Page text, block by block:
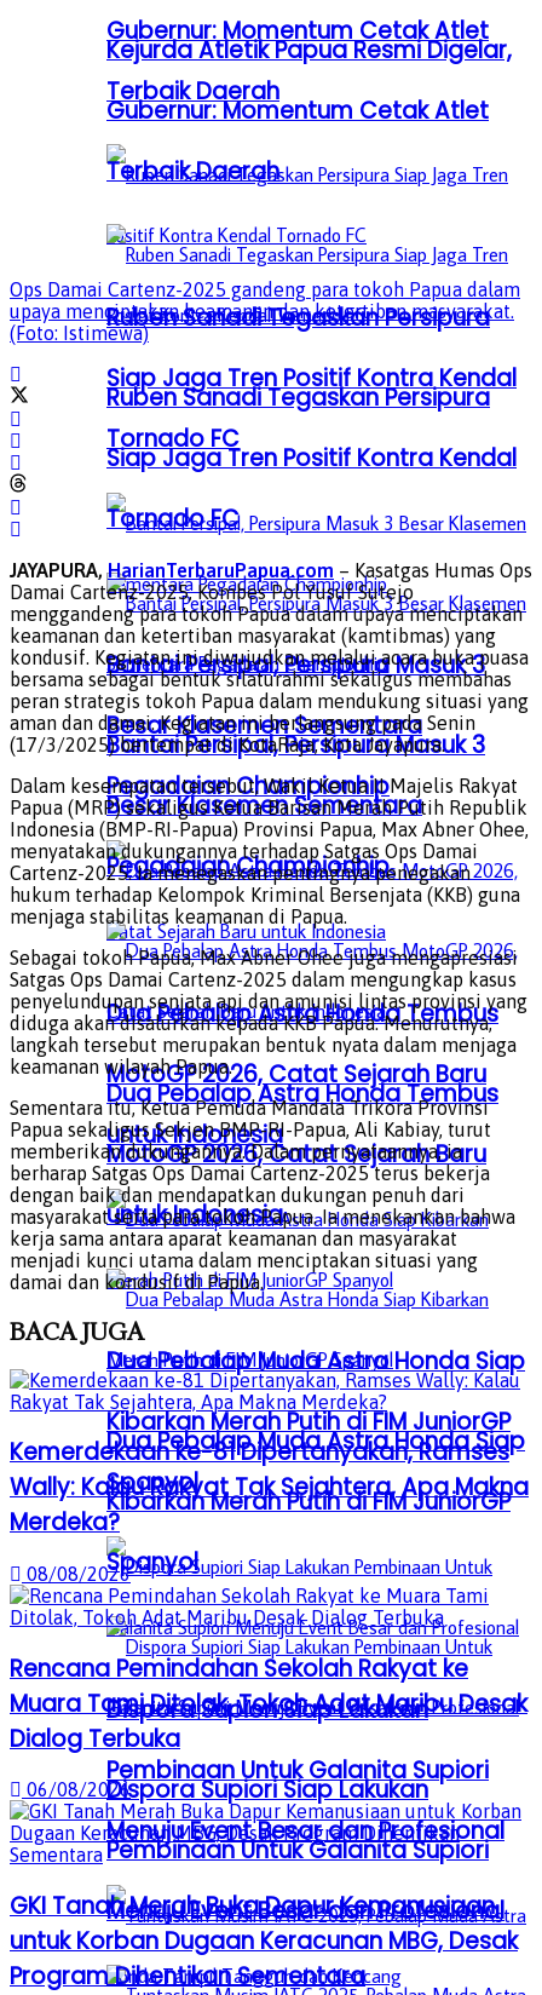
Gubernur: Momentum Cetak Atlet
Terbaik Daerah
Ruben Sanadi Tegaskan Persipura
Siap Jaga Tren Positif Kontra Kendal
Tornado FC
Bantai Persipal, Persipura Masuk 3
Besar Klasemen Sementara
Pegadaian Championhip
Dua Pebalap Astra Honda Tembus
MotoGP 2026, Catat Sejarah Baru
untuk Indonesia
Dua Pebalap Muda Astra Honda Siap
Kibarkan Merah Putih di FIM JuniorGP
Spanyol
Dispora Supiori Siap Lakukan
Pembinaan Untuk Galanita Supiori
Menuju Event Besar dan Profesional
Kejurda Atletik Papua Resmi Digelar,
Gubernur: Momentum Cetak Atlet
Terbaik Daerah
Ruben Sanadi Tegaskan Persipura
Siap Jaga Tren Positif Kontra Kendal
Tornado FC
Bantai Persipal, Persipura Masuk 3
Besar Klasemen Sementara
Pegadaian Championhip
Dua Pebalap Astra Honda Tembus
MotoGP 2026, Catat Sejarah Baru
untuk Indonesia
Dua Pebalap Muda Astra Honda Siap
Kibarkan Merah Putih di FIM JuniorGP
Spanyol
Dispora Supiori Siap Lakukan
Pembinaan Untuk Galanita Supiori
Menuju Event Besar dan Profesional
Ops Damai Cartenz-2025 gandeng para tokoh Papua dalam
upaya menciptakan keamanan dan ketertiban masyarakat.
(Foto: Istimewa)
JAYAPURA,HarianTerbaruPapua.com – Kasatgas Humas Ops
Damai Cartenz-2025, Kombes Pol Yusuf Sutejo
menggandeng para tokoh Papua dalam upaya menciptakan
keamanan dan ketertiban masyarakat (kamtibmas) yang
kondusif. Kegiatan ini diwujudkan melalui acara buka puasa
bersama sebagai bentuk silaturahmi sekaligus membahas
peran strategis tokoh Papua dalam mendukung situasi yang
aman dan damai. Kegiatan ini berlangsung pada Senin
(17/3/2025) bertempat di KotaRaja, Kota Jayapura.
Dalam kesempatan tersebut, Wakil Ketua II Majelis Rakyat
Papua (MRP) sekaligus Ketua Barisan Merah Putih Republik
Indonesia (BMP-RI-Papua) Provinsi Papua, Max Abner Ohee,
menyatakan dukungannya terhadap Satgas Ops Damai
Cartenz-2025. Ia menegaskan pentingnya penegakan
hukum terhadap Kelompok Kriminal Bersenjata (KKB) guna
menjaga stabilitas keamanan di Papua.
Sebagai tokoh Papua, Max Abner Ohee juga mengapresiasi
Satgas Ops Damai Cartenz-2025 dalam mengungkap kasus
penyelundupan senjata api dan amunisi lintas provinsi yang
diduga akan disalurkan kepada KKB Papua. Menurutnya,
langkah tersebut merupakan bentuk nyata dalam menjaga
keamanan wilayah Papua.
Sementara itu, Ketua Pemuda Mandala Trikora Provinsi
Papua sekaligus Sekjen BMP-RI-Papua, Ali Kabiay, turut
memberikan dukungannya. Dalam pernyataannya, ia
berharap Satgas Ops Damai Cartenz-2025 terus bekerja
dengan baik dan mendapatkan dukungan penuh dari
masyarakat serta para tokoh Papua. Ia menekankan bahwa
kerja sama antara aparat keamanan dan masyarakat
menjadi kunci utama dalam menciptakan situasi yang
damai dan kondusif di Papua.
BACAJUGA
Kemerdekaan ke-81 Dipertanyakan, Ramses
Wally: Kalau Rakyat Tak Sejahtera, Apa Makna
Merdeka?
08/08/2026
Rencana Pemindahan Sekolah Rakyat ke
Muara Tami Ditolak, Tokoh Adat Maribu Desak
Dialog Terbuka
06/08/2026
GKI Tanah Merah Buka Dapur Kemanusiaan
untuk Korban Dugaan Keracunan MBG, Desak
Program Dihentikan Sementara